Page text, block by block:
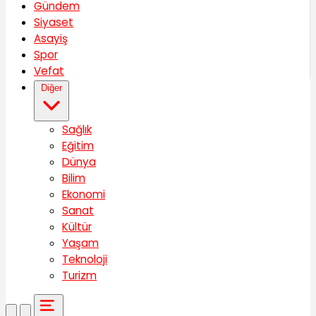
Gündem
Siyaset
Asayiş
Spor
Vefat
Diğer
Sağlık
Eğitim
Dünya
Bilim
Ekonomi
Sanat
Kültür
Yaşam
Teknoloji
Turizm